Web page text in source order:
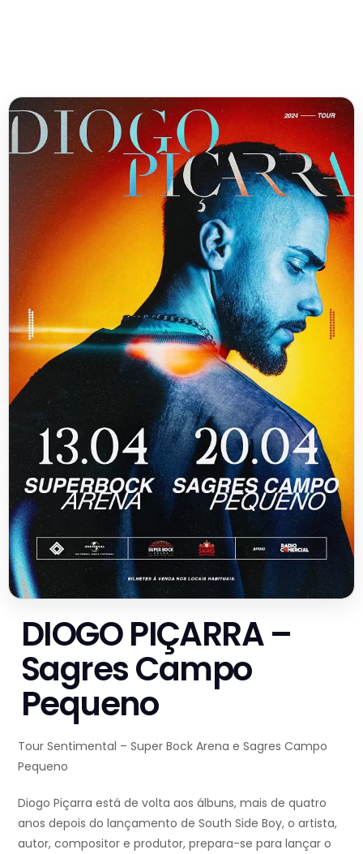
DIOGO PIÇARRA –
Sagres Campo
Pequeno
Tour Sentimental – Super Bock Arena e Sagres Campo
Pequeno
Diogo Piçarra está de volta aos álbuns, mais de quatro
anos depois do lançamento de South Side Boy, o artista,
autor, compositor e produtor, prepara-se para lançar o